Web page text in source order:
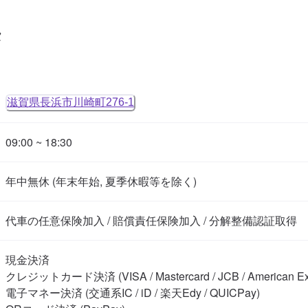
滋賀県長浜市川崎町276-1
09:00 ~ 18:30
年中無休 (年末年始, 夏季休暇等を除く)
代車の任意保険加入 / 賠償責任保険加入 / 分解整備認証取得
現金決済
クレジットカード決済 (VISA / Mastercard / JCB / American
電子マネー決済 (交通系IC / iD / 楽天Edy / QUICPay)